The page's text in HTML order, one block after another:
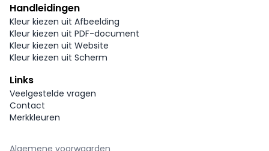
Handleidingen
Kleur kiezen uit Afbeelding
Kleur kiezen uit PDF-document
Kleur kiezen uit Website
Kleur kiezen uit Scherm
Links
Veelgestelde vragen
Contact
Merkkleuren
Algemene voorwaarden